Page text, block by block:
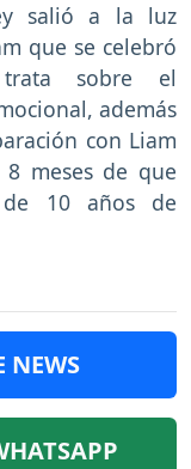
salió a la luz
que se celebró
sobre el
además
con Liam
meses de que
10 años de
NEWS